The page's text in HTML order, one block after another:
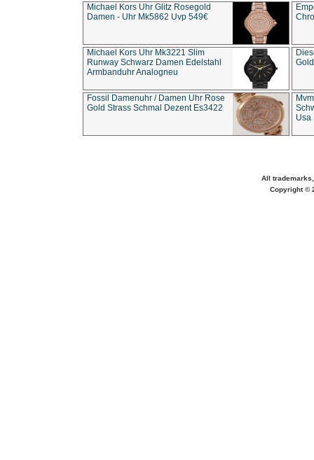
Michael Kors Uhr Glitz Rosegold
Damen - Uhr Mk5862 Uvp 549€
Michael Kors Uhr Mk3221 Slim
Runway Schwarz Damen Edelstahl
Armbanduhr Analogneu
Fossil Damenuhr / Damen Uhr Rose
Gold Strass Schmal Dezent Es3422
Usa
All
Copyright ©